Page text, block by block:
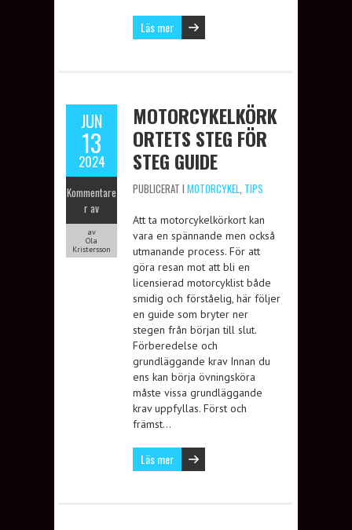
Läs mer
JUN
13
2024
Kommentare
r av
av
Ola
Kristersson
MOTORCYKELKÖRK
ORTETS STEG FÖR
STEG GUIDE
PUBLICERAT I MOTORCYKEL TIPS
Att ta motorcykelkörkort kan
vara en spännande men också
utmanande process. För att
göra resan mot att bli en
licensierad motorcyklist både
smidig och förståelig, här följer
en guide som bryter ner
stegen från början till slut.
Förberedelse och
grundläggande krav Innan du
ens kan börja övningsköra
måste vissa grundläggande
krav uppfyllas. Först och
främst…
Läs mer